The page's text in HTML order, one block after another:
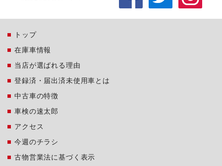
トップ
在庫車情報
当店が選ばれる理由
登録済・届出済未使用車とは
中古車の特徴
車検の速太郎
アクセス
今週のチラシ
古物営業法に基づく表示